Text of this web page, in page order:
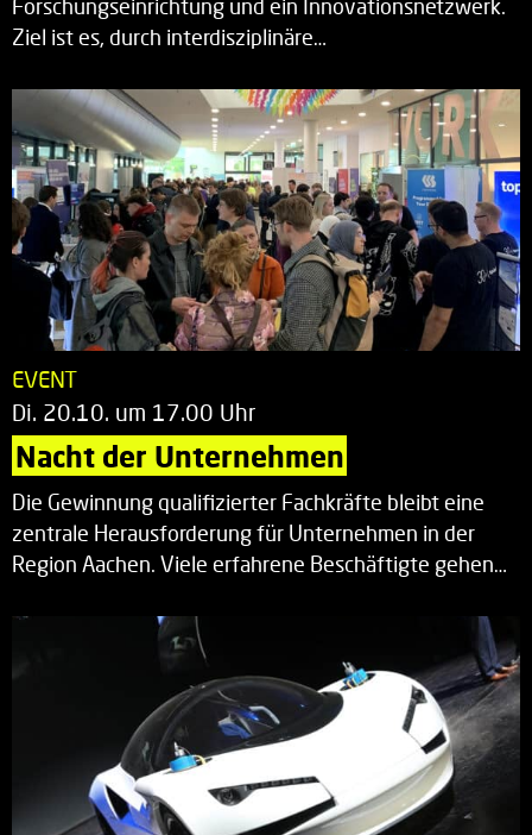
Forschungseinrichtung und ein Innovationsnetzwerk.
Ziel ist es, durch interdisziplinäre…
EVENT
Di. 20.10. um 17.00 Uhr
Nacht der Unternehmen
Die Gewinnung qualifizierter Fachkräfte bleibt eine
zentrale Herausforderung für Unternehmen in der
Region Aachen. Viele erfahrene Beschäftigte gehen…